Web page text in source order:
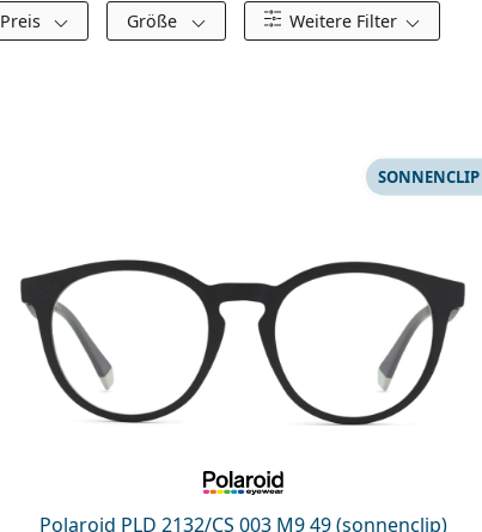
Preis Größe Weitere Filter
Polaroid PLD 2132/CS 003 M9 49 (sonnenclip)
SONNENCLIP